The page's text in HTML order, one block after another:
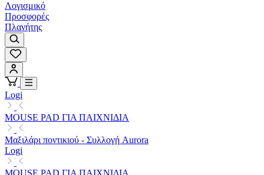
Λογισμικό
Προσφορές
Πλανήτης
Logi
MOUSE PAD ΓΙΑ ΠΑΙΧΝΙΔΙΑ
Μαξιλάρι ποντικιού - Συλλογή Aurora
Logi